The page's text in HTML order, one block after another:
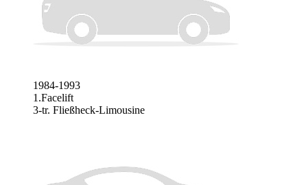
1984-1993
1.Facelift
3-tr. Fließheck-Limousine